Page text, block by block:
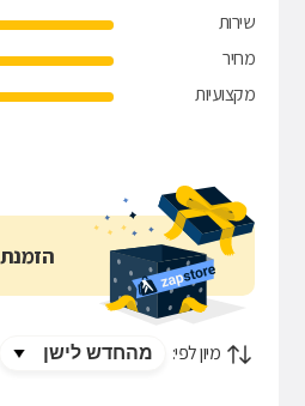
שירות
מחיר
מקצועיות
מיון לפי: